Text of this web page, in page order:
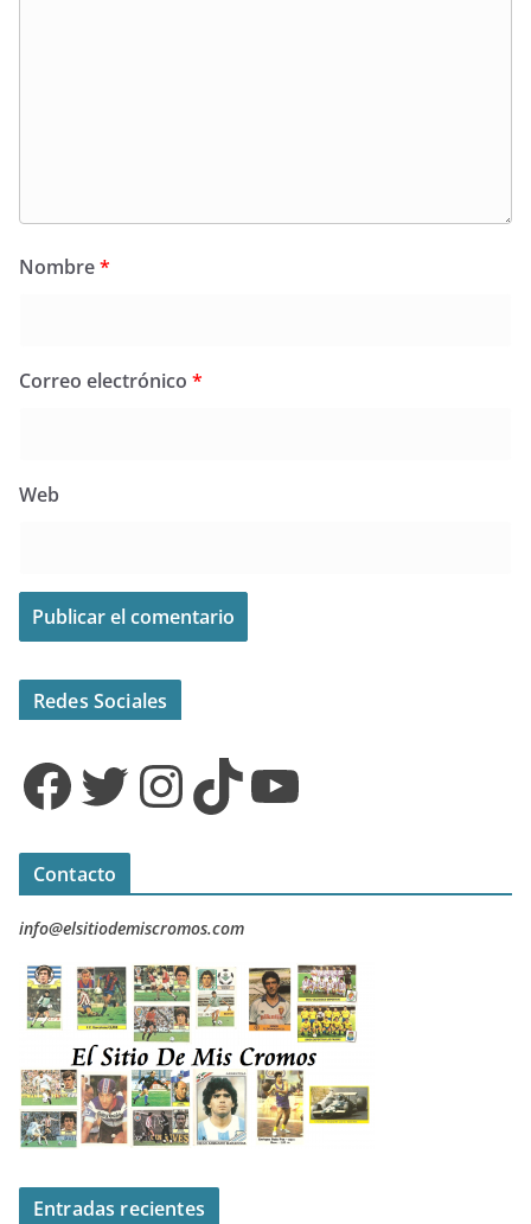
Nombre*
Correo electrónico *
Web
Redes Sociales
Facebook Twitter InstagramTikTok YouTube
Contacto
info@elsitiodemiscromos.com
Entradas recientes